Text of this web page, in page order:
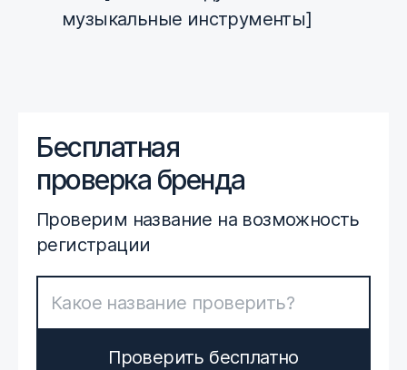
музыкальные инструменты]
Бесплатная
проверка бренда
Проверим название на возможность
регистрации
Проверить бесплатно